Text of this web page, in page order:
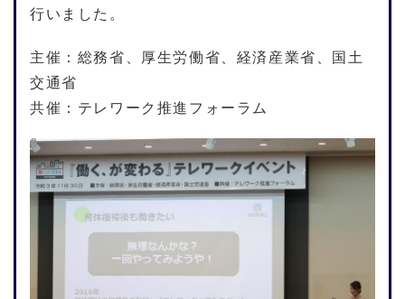
行いました。
主催：総務省、厚生労働省、経済産業省、国土
交通省
共催：テレワーク推進フォーラム